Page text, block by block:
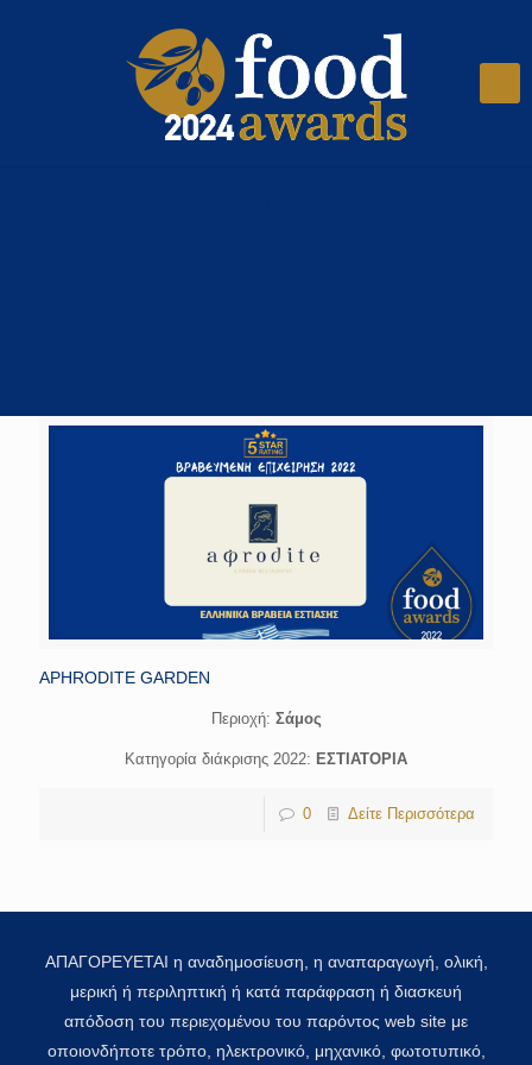
APHRODITE GARDEN
Περιοχή: Σάμος
Κατηγορία διάκρισης 2022: ΕΣΤΙΑΤΟΡΙΑ
0 Δείτε Περισσότερα
ΑΠΑΓΟΡΕΥΕΤΑΙ η αναδημοσίευση, η αναπαραγωγή, ολική,
μερική ή περιληπτική ή κατά παράφραση ή διασκευή
απόδοση του περιεχομένου του παρόντος web site με
οποιονδήποτε τρόπο, ηλεκτρονικό, μηχανικό, φωτοτυπικό,